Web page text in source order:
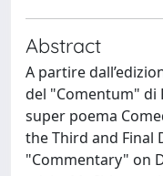
Abstract
A partire
del "Comentum" di
super poema
the Third and Final
"Commentary" on